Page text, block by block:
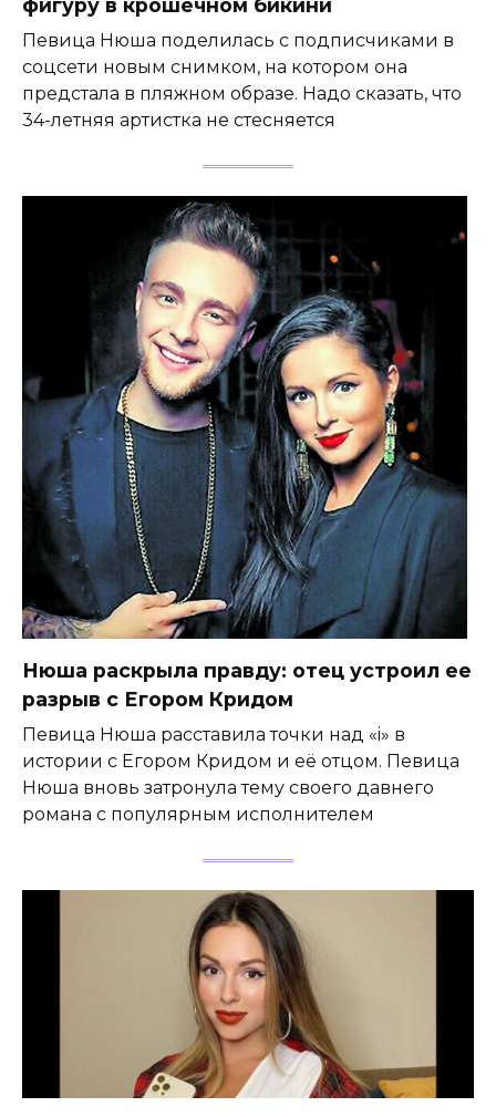
Певица Нюша поделилась с подписчиками в
соцсети новым снимком, на котором она
предстала в пляжном образе. Надо сказать, что
34-летняя артистка не стесняется
Нюша раскрыла правду: отец устроил ее
разрыв с Егором Кридом
Певица Нюша расставила точки над «i» в
истории с Егором Кридом и её отцом. Певица
Нюша вновь затронула тему своего давнего
романа с популярным исполнителем